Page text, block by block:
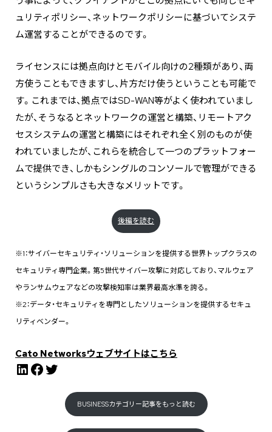
ュリティポリシー、ネットワークポリシーに基づいてシステ
ム運営することができるのです。
ライセンスには拠点向けとモバイル向けの2種類があり、両
方使うこともできますし、片方だけ使うということも可能で
す。これまでは、拠点ではSD-WAN等がよく使われていまし
たが、そうなるとネットワークの運営と構築、リモートアク
セスシステムの運営と構築にはそれぞれ全く別のものが使
われていましたが、これらを統合して一つのプラットフォー
ムで提供でき、しかもシングルのコンソールで管理ができる
というシンプルさも大きなメリットです。
後編を読む
※1：サイバーセキュリティ・ソリューションを提供する世界トップクラスの
セキュリティ専門企業。第5世代サイバー攻撃に対応しており、マルウェア
やランサムウェアなどの攻撃検知率は業界最高水準を誇る。
※2：データ・セキュリティを専門としたソリューションを提供するセキュ
リティベンダー。
Cato Networksウェブサイトはこちら
LinkedIn
Facebook
Twitter
BUSINESSカテゴリー記事をもっと読む